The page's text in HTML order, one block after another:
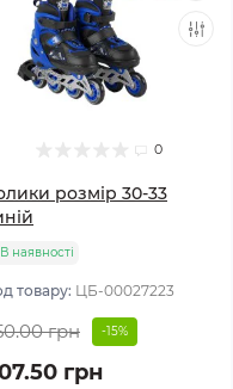
0
розмір 30-33
В наявності
товару: ЦБ-00027223
грн -15%
грн